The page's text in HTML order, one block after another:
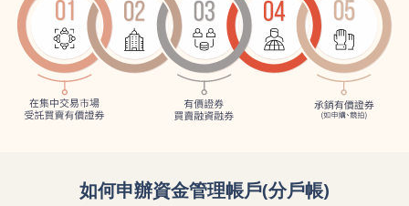
如何申辦資金管理帳戶(分戶帳)